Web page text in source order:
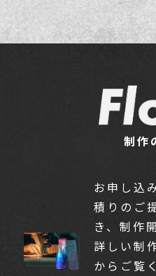
制作
お申し込
積りのご
き、制作
詳しい制
からご覧